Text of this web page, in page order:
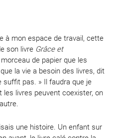
à mon espace de travail, cette
son livre Grâce et
de papier que les
la vie a besoin des livres, dit
suffit pas. » Il faudra que je
les livres peuvent coexister, on
une histoire. Un enfant sur